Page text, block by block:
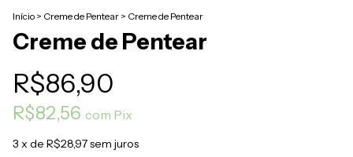
Início > Creme de Pentear > Creme de Pentear
Creme de Pentear
R$86,90
R$82,56 com Pix
3 x de R$28,97sem juros